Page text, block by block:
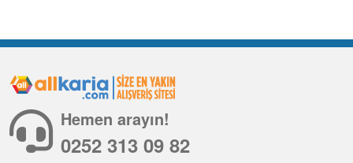
Hemen arayın!
0252 313 09 82